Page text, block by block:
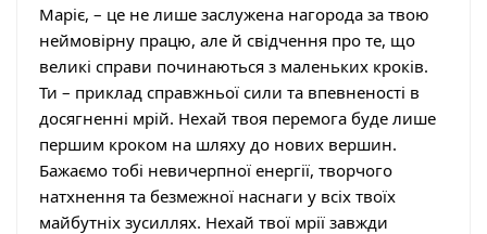
Маріє, – це не лише заслужена нагорода за твою
неймовірну працю, але й свідчення про те, що
великі справи починаються з маленьких кроків.
Ти – приклад справжньої сили та впевненості в
досягненні мрій. Нехай твоя перемога буде лише
першим кроком на шляху до нових вершин.
Бажаємо тобі невичерпної енергії, творчого
натхнення та безмежної наснаги у всіх твоїх
майбутніх зусиллях. Нехай твої мрії завжди